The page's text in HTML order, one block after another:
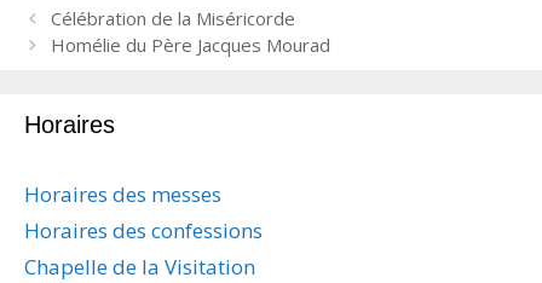
N
a
g
i
o
n
Célébration de la Miséricorde
Homélie du Père Jacques Mourad
Horaires
Horaires des messes
Horaires des confessions
Chapelle de la Visitation